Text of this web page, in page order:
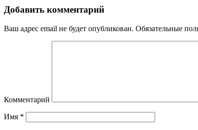
Добавить комментарий
Ваш адрес email не будет опубликован. Обязательные
Комментарий
Имя *